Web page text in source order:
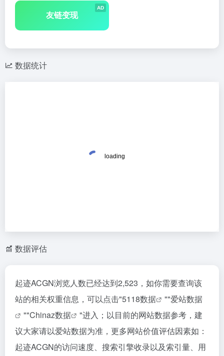
AD
友链变现
数据统计
数据评估
起迹ACGN浏览人数已经达到2,523，如你需要查询该
站的相关权重信息，可以点击"5118数据 ""爱站数据
""Chinaz数据
"进入；以目前的网站数据参考，建
议大家请以爱站数据为准，更多网站价值评估因素如：
起迹ACGN的访问速度、搜索引擎收录以及索引量、用